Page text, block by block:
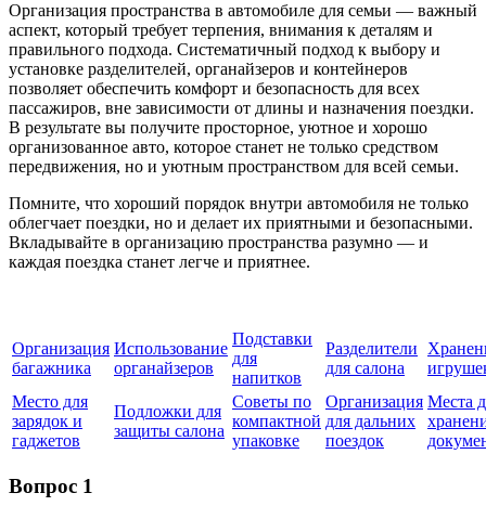
Организация пространства в автомобиле для семьи — важный
аспект, который требует терпения, внимания к деталям и
правильного подхода. Систематичный подход к выбору и
установке разделителей, органайзеров и контейнеров
позволяет обеспечить комфорт и безопасность для всех
пассажиров, вне зависимости от длины и назначения поездки.
В результате вы получите просторное, уютное и хорошо
организованное авто, которое станет не только средством
передвижения, но и уютным пространством для всей семьи.
Помните, что хороший порядок внутри автомобиля не только
облегчает поездки, но и делает их приятными и безопасными.
Вкладывайте в организацию пространства разумно — и
каждая поездка станет легче и приятнее.
Организация
багажника
Использование
органайзеров
Подставки
для
напитков
Разделители
для салона
Место для
зарядок и
гаджетов
Подложки для
защиты салона
Советы по
компактной
упаковке
Организация
для дальних
поездок
Места
Вопрос 1